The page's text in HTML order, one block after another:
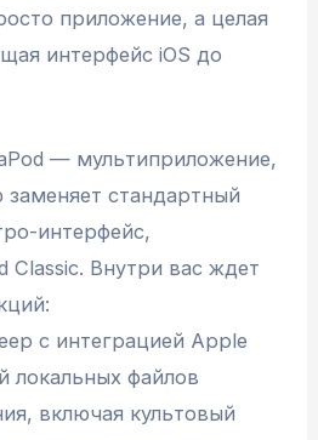
приложение, а целая
интерфейс iOS до
— мультиприложение,
стандартный
интерфейс,
Classic. Внутри вас ждет
с интеграцией Apple
локальных файлов
включая культовый